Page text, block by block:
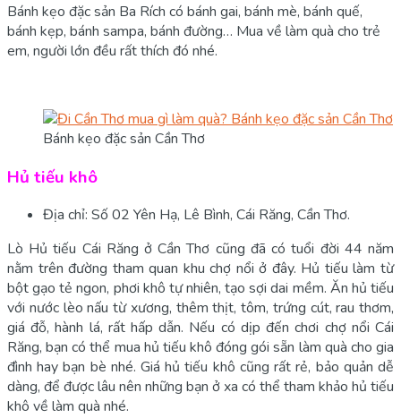
Bánh kẹo đặc sản Ba Rích có bánh gai, bánh mè, bánh quế,
bánh kẹp, bánh sampa, bánh đường… Mua về làm quà cho trẻ
em, người lớn đều rất thích đó nhé.
Bánh kẹo đặc sản Cần Thơ
Hủ tiếu khô
Địa chỉ: Số 02 Yên Hạ, Lê Bình, Cái Răng, Cần Thơ.
Lò Hủ tiếu Cái Răng ở Cần Thơ cũng đã có tuổi đời 44 năm
nằm trên đường tham quan khu chợ nổi ở đây. Hủ tiếu làm từ
bột gạo tẻ ngon, phơi khô tự nhiên, tạo sợi dai mềm. Ăn hủ tiếu
với nước lèo nấu từ xương, thêm thịt, tôm, trứng cút, rau thơm,
giá đỗ, hành lá, rất hấp dẫn. Nếu có dịp đến chơi chợ nổi Cái
Răng, bạn có thể mua hủ tiếu khô đóng gói sẵn làm quà cho gia
đình hay bạn bè nhé. Giá hủ tiếu khô cũng rất rẻ, bảo quản dễ
dàng, để được lâu nên những bạn ở xa có thể tham khảo hủ tiếu
khô về làm quà nhé.